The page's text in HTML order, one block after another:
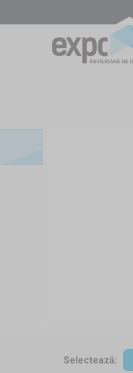
Selectează: